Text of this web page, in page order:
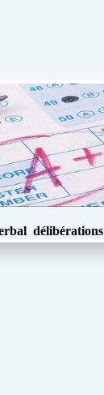
délibérations